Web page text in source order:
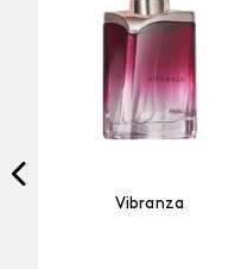
Vibranza